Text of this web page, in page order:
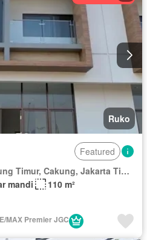
Ruko
Featured
Jakarta Garden City, Cakung Timur, Cakung, Jakarta Timur, Daerah Khusus Ibukota Jakarta
mandi
110 m²
2 hari, 7 jam yang lalu masuk - RE/MAX Premier JGC